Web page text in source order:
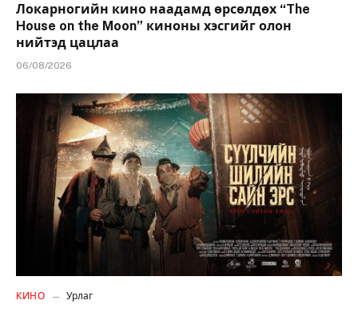
Локарногийн кино наадамд өрсөлдөх “The
House on the Moon” киноны хэсгийг олон
нийтэд цацлаа
06/08/2026
КИНО Урлаг